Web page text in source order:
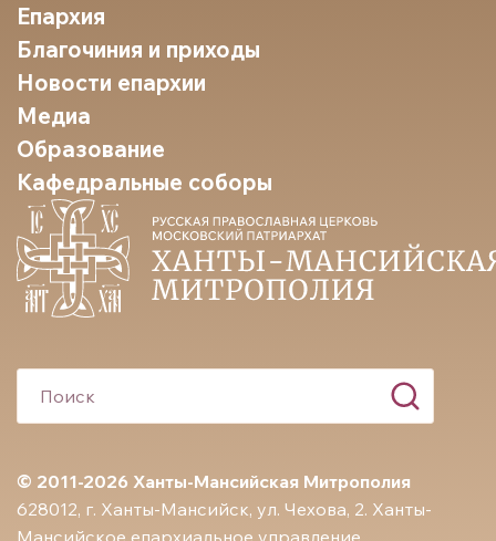
© 2011-2026 Ханты-Мансийская Митрополия
628012, г. Ханты-Мансийск, ул. Чехова, 2. Ханты-
Мансийское епархиальное управление
Епархия
Благочиния и приходы
Новости епархии
Медиа
Образование
Кафедральные соборы